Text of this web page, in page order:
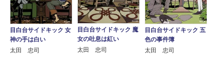
目白台サイドキック 女
神の手は白い
太田 忠司
目白台サイドキック 魔
女の吐息は紅い
太田 忠司
目白台サイドキック 五
色の事件簿
太田 忠司